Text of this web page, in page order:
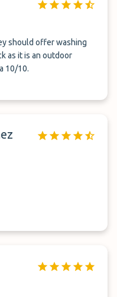
as it is an outdoor
10/10.